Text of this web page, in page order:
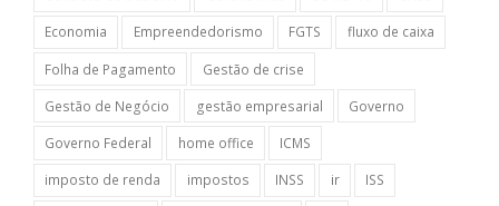
Economia
Empreendedorismo FGTS
fluxo de caixa
Folha de Pagamento
Gestão de crise
Gestão de Negócio
gestão empresarial
Governo
Governo Federal
home office
ICMS
imposto de renda
impostos INSS ir
ISS